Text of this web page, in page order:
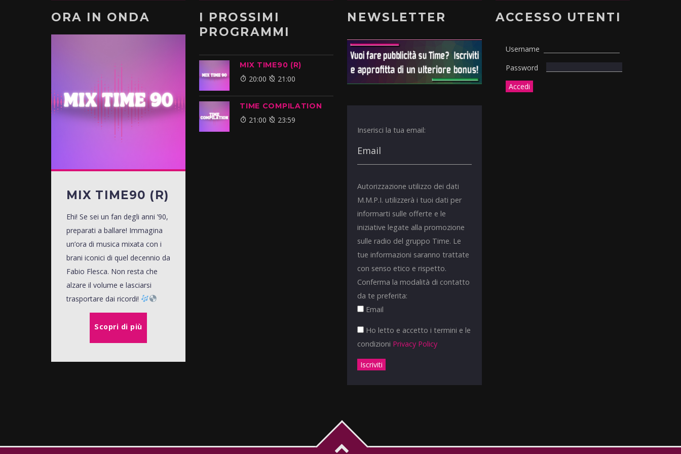
ORA IN ONDA
MIX TIME90 (R)
Ehi! Se sei un fan degli anni ’90,
preparati a ballare! Immagina
un’ora di musica mixata con i
brani iconici di quel decennio da
Fabio Flesca. Non resta che
alzare il volume e lasciarsi
trasportare dai ricordi!
Scopri di più
I PROSSIMI
PROGRAMMI
MIX TIME90 (R)
20:00 21:00
TIME COMPILATION
21:00 23:59
NEWSLETTER
Inserisci la tua email:
Autorizzazione utilizzo dei dati
M.M.P.I. utilizzerà i tuoi dati per
informarti sulle offerte e le
iniziative legate alla promozione
sulle radio del gruppo Time. Le
tue informazioni saranno trattate
con senso etico e rispetto.
Conferma la modalità di contatto
da te preferita:
Email
Ho letto e accetto i termini e le
condizioni Privacy Policy
ACCESSO UTENTI
Username
Password